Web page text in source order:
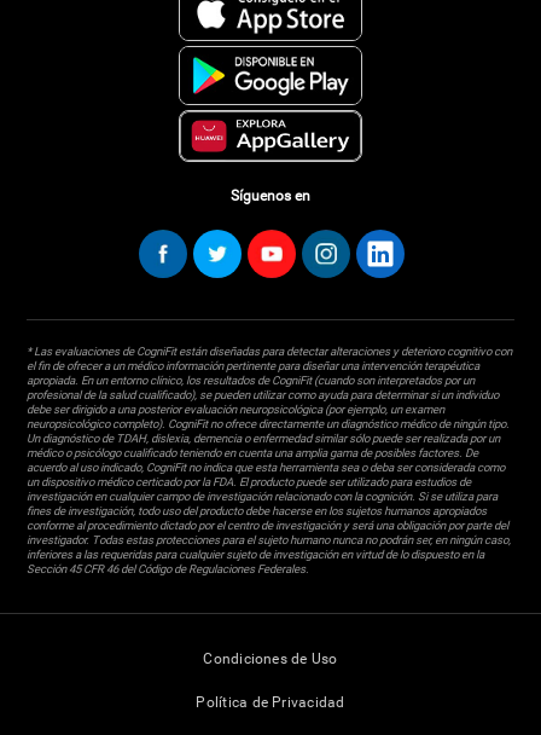
Síguenos en
* Las evaluaciones de CogniFit están diseñadas para detectar alteraciones y deterioro cognitivo con
el fin de ofrecer a un médico información pertinente para diseñar una intervención terapéutica
apropiada. En un entorno clínico, los resultados de CogniFit (cuando son interpretados por un
profesional de la salud cualificado), se pueden utilizar como ayuda para determinar si un individuo
debe ser dirigido a una posterior evaluación neuropsicológica (por ejemplo, un examen
neuropsicológico completo). CogniFit no ofrece directamente un diagnóstico médico de ningún tipo.
Un diagnóstico de TDAH, dislexia, demencia o enfermedad similar sólo puede ser realizada por un
médico o psicólogo cualificado teniendo en cuenta una amplia gama de posibles factores. De
acuerdo al uso indicado, CogniFit no indica que esta herramienta sea o deba ser considerada como
un dispositivo médico certicado por la FDA. El producto puede ser utilizado para estudios de
investigación en cualquier campo de investigación relacionado con la cognición. Si se utiliza para
fines de investigación, todo uso del producto debe hacerse en los sujetos humanos apropiados
conforme al procedimiento dictado por el centro de investigación y será una obligación por parte del
investigador. Todas estas protecciones para el sujeto humano nunca no podrán ser, en ningún caso,
inferiores a las requeridas para cualquier sujeto de investigación en virtud de lo dispuesto en la
Sección 45 CFR 46 del Código de Regulaciones Federales.
Condiciones de Uso
Política de Privacidad